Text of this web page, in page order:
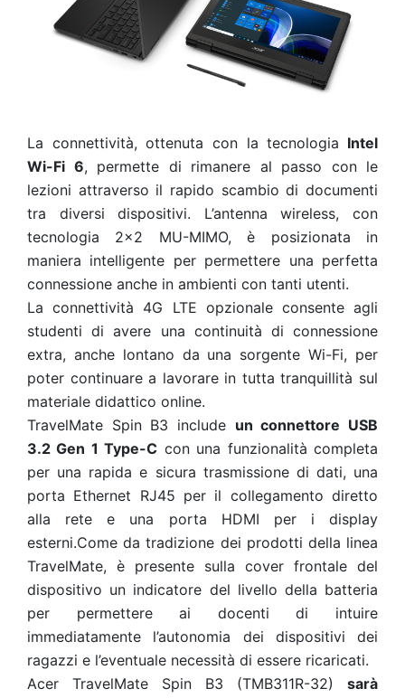
La connettività, ottenuta con la tecnologia Intel
Wi-Fi 6, permette di rimanere al passo con le
lezioni attraverso il rapido scambio di documenti
tra diversi dispositivi. L’antenna wireless, con
tecnologia 2x2 MU-MIMO, è posizionata in
maniera intelligente per permettere una perfetta
connessione anche in ambienti con tanti utenti.
La connettività 4G LTE opzionale consente agli
studenti di avere una continuità di connessione
extra, anche lontano da una sorgente Wi-Fi, per
poter continuare a lavorare in tutta tranquillità sul
materiale didattico online.
TravelMate Spin B3 include un connettore USB
3.2 Gen 1 Type-C con una funzionalità completa
per una rapida e sicura trasmissione di dati, una
porta Ethernet RJ45 per il collegamento diretto
alla rete e una porta HDMI per i display
esterni.Come da tradizione dei prodotti della linea
TravelMate, è presente sulla cover frontale del
dispositivo un indicatore del livello della batteria
per permettere ai docenti di intuire
immediatamente l’autonomia dei dispositivi dei
ragazzi e l’eventuale necessità di essere ricaricati.
Acer TravelMate Spin B3 (TMB311R-32) sarà